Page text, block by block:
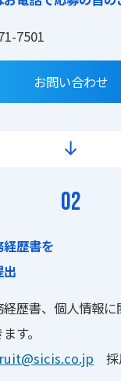
7501
お問い合わせ
02
歴書を
出
歴書、個人情報
す。
採